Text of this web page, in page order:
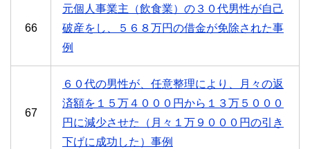
66
元個人事業主（飲食業）の３０代男性が自己
破産をし、５６８万円の借金が免除された事
例
67
６０代の男性が、任意整理により、月々の返
済額を１５万４０００円から１３万５０００
円に減少させた（月々１万９０００円の引き
下げに成功した）事例